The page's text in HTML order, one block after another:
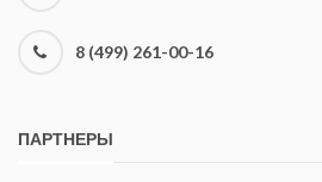
8 (499) 261-00-16
ПАРТНЕРЫ